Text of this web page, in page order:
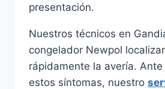
presentación.
Nuestros técnicos en
congelador Newpol
rápidamente la avería.
estos síntomas, nuestro